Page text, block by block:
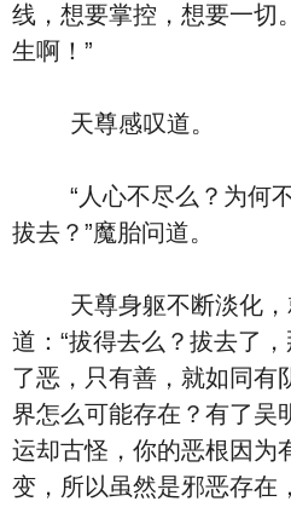
线，想要掌控，想要一切
生啊！”
天尊感叹道。
“人心不尽么？为何不
拔去？”魔胎问道。
天尊身躯不断淡化，
道：“拔得去么？拔去了
了恶，只有善，就如同有
界怎么可能存在？有了吴
运却古怪，你的恶根因为
变，所以虽然是邪恶存在